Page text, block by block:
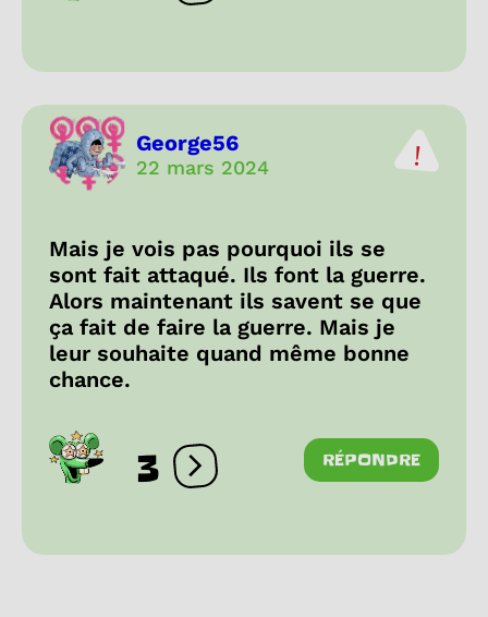
George56
22 mars 2024
Mais je vois pas pourquoi ils se
sont fait attaqué. Ils font la guerre.
Alors maintenant ils savent se que
ça fait de faire la guerre. Mais je
leur souhaite quand même bonne
chance.
3 Ouvrir les réactions
RÉPONDRE